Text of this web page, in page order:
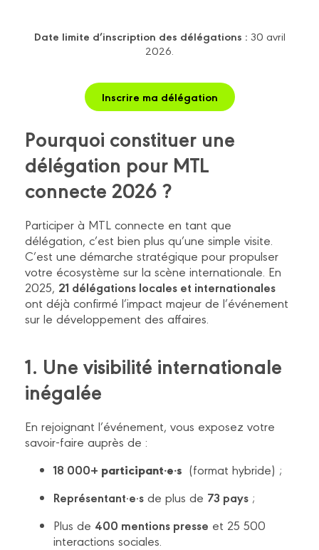
Date limite d’inscription des délégations : 30 avril
2026.
Inscrire ma délégation
Pourquoi constituer une
délégation pour MTL
connecte 2026 ?
Participer à MTL connecte en tant que
délégation, c’est bien plus qu’une simple visite.
C’est une démarche stratégique pour propulser
votre écosystème sur la scène internationale. En
2025, 21 délégations locales et internationales
ont déjà confirmé l’impact majeur de l’événement
sur le développement des affaires.
1. Une visibilité internationale
inégalée
En rejoignant l’événement, vous exposez votre
savoir-faire auprès de :
18 000+ participant·e·s (format hybride) ;
Représentant·e·s de plus de 73 pays ;
Plus de 400 mentions presse et 25 500
interactions sociales.